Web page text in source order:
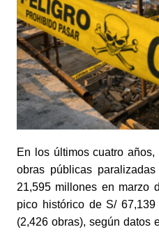
En los últimos cuatro
obras públicas
21,595 millones en marzo
pico histórico de S/
(2,426 obras), según datos